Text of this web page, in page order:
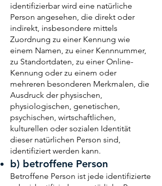
identifizierbar wird eine natürliche
Person angesehen, die direkt oder
indirekt, insbesondere mittels
Zuordnung zu einer Kennung wie
einem Namen, zu einer Kennnummer,
zu Standortdaten, zu einer Online-
Kennung oder zu einem oder
mehreren besonderen Merkmalen, die
Ausdruck der physischen,
physiologischen, genetischen,
psychischen, wirtschaftlichen,
kulturellen oder sozialen Identität
dieser natürlichen Person sind,
identifiziert werden kann.
b) betroffene Person
Betroffene Person ist jede identifizierte